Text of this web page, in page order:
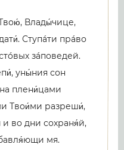
Влады́чице,
Ступáти прáво
зáповедей.
уны́ния сон
плени́цами
Твои́ми разреши́,
во дни сохраня́й,
мя.